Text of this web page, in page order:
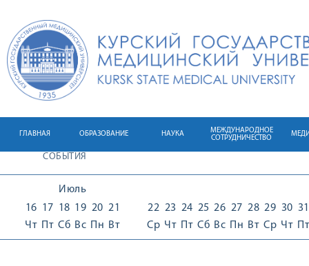
ГЛАВНАЯ ОБРАЗОВАНИЕ НАУКА
МЕЖДУНАРОДНОЕ
СОТРУДНИЧЕСТВО
СОБЫТИЯ
Июль
16
Чт
17
Пт
18
Сб
19
Вс
20
Пн
21
Вт
22
Ср
23
Чт
24
Пт
25
Сб
26
Вс
27
Пн
28
Вт
29
Ср
30
Чт
31
Пт